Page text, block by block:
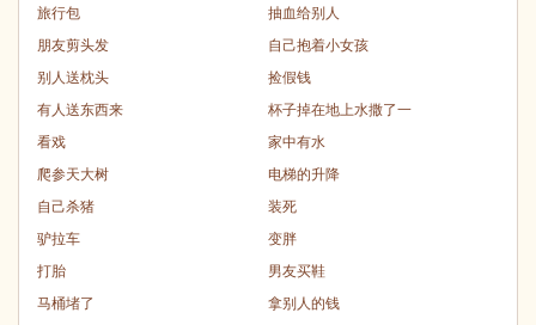
旅行包
抽血给别人
朋友剪头发
自己抱着小女孩
别人送枕头
捡假钱
有人送东西来
杯子掉在地上水撒了一
看戏
家中有水
爬参天大树
电梯的升降
自己杀猪
装死
驴拉车
变胖
打胎
男友买鞋
马桶堵了
拿别人的钱